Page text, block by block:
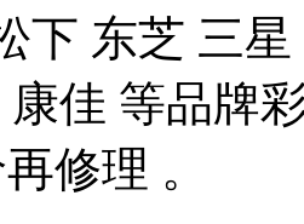
下 东芝 三
佳 等品牌
修理 。